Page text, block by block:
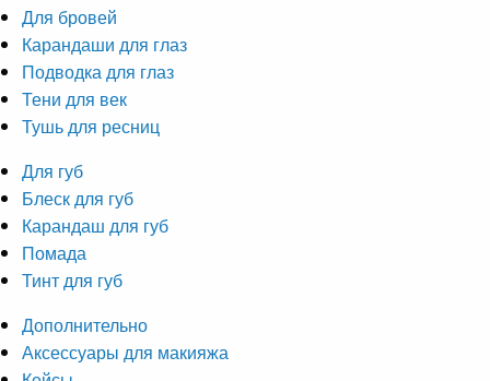
Для бровей
Карандаши для глаз
Подводка для глаз
Тени для век
Тушь для ресниц
Для губ
Блеск для губ
Карандаш для губ
Помада
Тинт для губ
Дополнительно
Аксессуары для макияжа